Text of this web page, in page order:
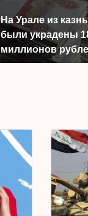
На Урале из
были украдены
миллионов